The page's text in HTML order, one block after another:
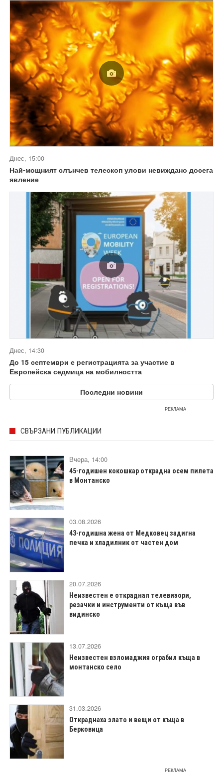
Днес, 15:00
Най-мощният слънчев телескоп улови невиждано досега
явление
Днес, 14:30
До 15 септември е регистрацията за участие в
Европейска седмица на мобилността
Последни новини
РЕКЛАМА
СВЪРЗАНИ ПУБЛИКАЦИИ
Вчера, 14:00
45-годишен кокошкар открадна осем пилета
в Монтанско
03.08.2026
43-годишна жена от Медковец задигна
печка и хладилник от частен дом
20.07.2026
Неизвестен е откраднал телевизори,
резачки и инструменти от къща във
видинско
13.07.2026
Неизвестен взломаджия ограбил къща в
монтанско село
31.03.2026
Откраднаха злато и вещи от къща в
Берковица
РЕКЛАМА